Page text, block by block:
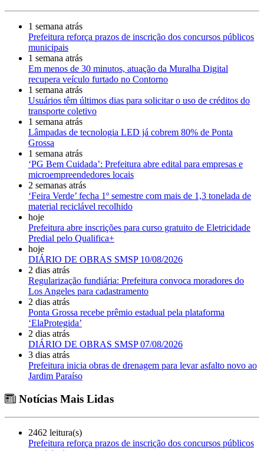
1 semana atrás
Prefeitura reforça prazos de inscrição dos concursos públicos
municipais
1 semana atrás
Em menos de 30 minutos, atuação da Muralha Digital
recupera veículo furtado no Contorno
1 semana atrás
Usuários têm últimos dias para solicitar o uso de créditos do
transporte coletivo
1 semana atrás
Lâmpadas de tecnologia LED já cobrem 80% de Ponta
Grossa
1 semana atrás
‘PG Bem Cuidada’: Prefeitura abre edital para empresas e
microempreendedores locais
2 semanas atrás
‘Feira Verde’ fecha 1º semestre com mais de 1,3 tonelada de
material reciclável recolhido
hoje
Prefeitura abre inscrições para curso gratuito de Eletricidade
Predial pelo Qualifica+
hoje
DIÁRIO DE OBRAS SMSP 10/08/2026
2 dias atrás
Regularização fundiária: Prefeitura convoca moradores do
Los Angeles para cadastramento
2 dias atrás
Ponta Grossa recebe prêmio estadual pela plataforma
‘ElaProtegida’
2 dias atrás
DIÁRIO DE OBRAS SMSP 07/08/2026
3 dias atrás
Prefeitura inicia obras de drenagem para levar asfalto novo ao
Jardim Paraíso
Notícias Mais Lidas
2462 leitura(s)
Prefeitura reforça prazos de inscrição dos concursos públicos